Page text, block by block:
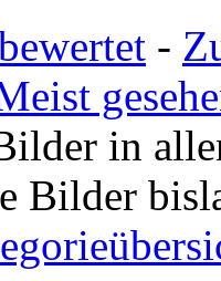
-
in
Bilder